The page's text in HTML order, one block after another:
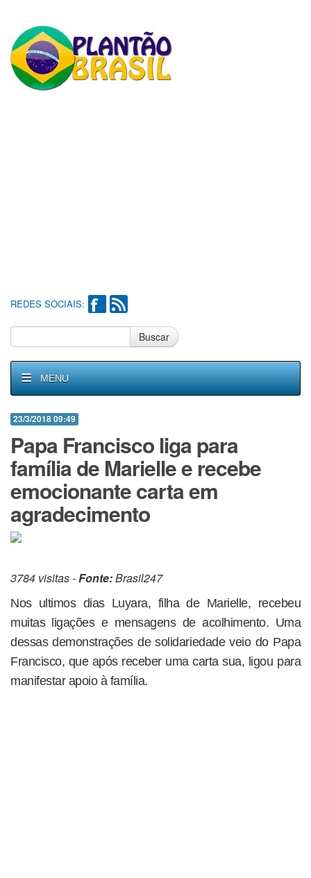
REDES SOCIAIS:
Buscar
MENU
23/3/2018 09:49
Papa Francisco liga para
família de Marielle e recebe
emocionante carta em
agradecimento
3784 visitas -Fonte:Brasil247
Nos ultimos dias Luyara, filha de Marielle, recebeu
muitas ligações e mensagens de acolhimento. Uma
dessas demonstrações de solidariedade veio do Papa
Francisco, que após receber uma carta sua, ligou para
manifestar apoio à família.